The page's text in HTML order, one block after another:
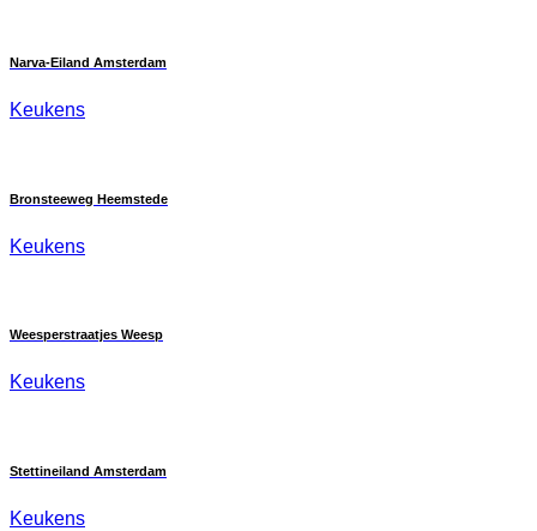
Narva-Eiland Amsterdam
Keukens
Bronsteeweg Heemstede
Keukens
Weesperstraatjes Weesp
Keukens
Stettineiland Amsterdam
Keukens